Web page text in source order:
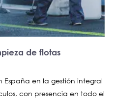
de flotas
España en la gestión integral
con presencia en todo el